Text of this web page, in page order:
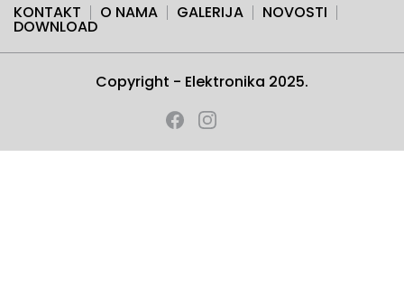
KONTAKT O NAMA GALERIJA NOVOSTI
DOWNLOAD
Copyright - Elektronika 2025.